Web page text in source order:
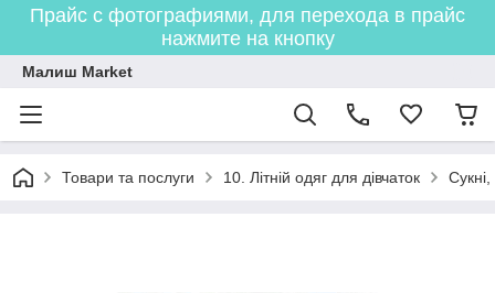
Прайс с фотографиями, для перехода в прайс
нажмите на кнопку
Малиш Market
Товари та послуги 10. Літній одяг для дівчаток